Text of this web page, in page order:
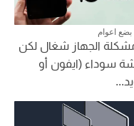
بضع اعوام
الجهاز شغال لكن
سوداء (ايفون أو